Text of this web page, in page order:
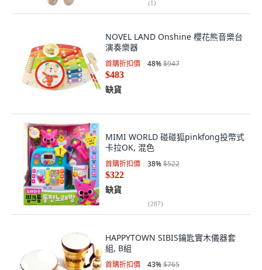
(1)
NOVEL LAND Onshine 櫻花熊音樂台
演奏樂器
首購折扣價 48%$947
$483
缺貨
MIMI WORLD 碰碰狐pinkfong投幣式
卡拉OK, 混色
首購折扣價 38%$522
$322
缺貨
(287)
HAPPYTOWN SIBIS鑰匙實木儀器套
組, B組
首購折扣價 43%$765